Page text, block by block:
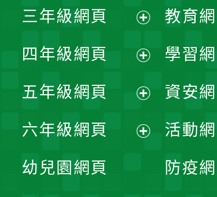
選
單
開
選
單
三年級網頁
開
選
單
四年級網頁
開
選
五年級網頁
開
六年級網頁
幼兒園網頁
教育
學習
資安
活動
防疫